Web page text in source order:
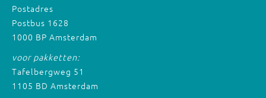
Postadres
Postbus 1628
1000 BP Amsterdam
voor pakketten:
Tafelbergweg 51
1105 BD Amsterdam